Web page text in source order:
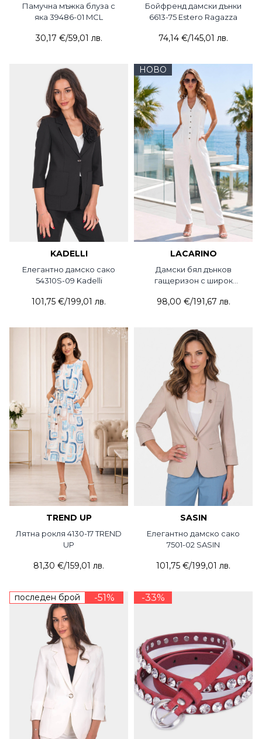
Памучна мъжка блуза с
яка 39486-01 MCL
30,17 €/59,01 лв.
Бойфренд дамски дънки
6613-75 Estero Ragazza
74,14 €/145,01 лв.
KADELLI
Елегантно дамско сако
54310S-09 Kadelli
101,75 €/199,01 лв.
НОВО
LACARINO
Дамски бял дънков
гащеризон с широк
98,00 €/191,67 лв.
TREND UP
Лятна рокля 4130-17 TREND
UP
81,30 €/159,01 лв.
SASIN
Елегантно дамско сако
7501-02 SASIN
101,75 €/199,01 лв.
последен брой -51% -33%